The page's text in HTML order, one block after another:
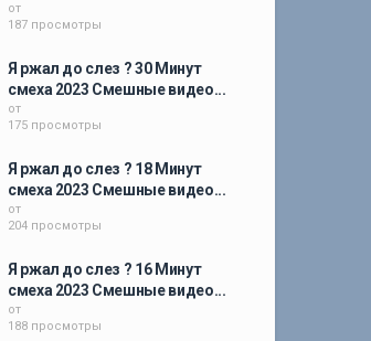
от
187 просмотры
Я ржал до слез ? 30 Минут
смеха 2023 Смешные видео...
от
175 просмотры
Я ржал до слез ? 18 Минут
смеха 2023 Смешные видео...
от
204 просмотры
Я ржал до слез ? 16 Минут
смеха 2023 Смешные видео...
от
188 просмотры